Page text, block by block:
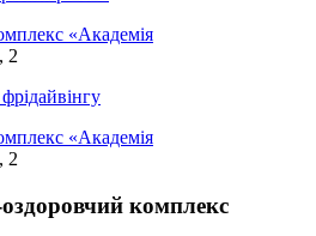
«Академія
2
«Академія
2
комплекс